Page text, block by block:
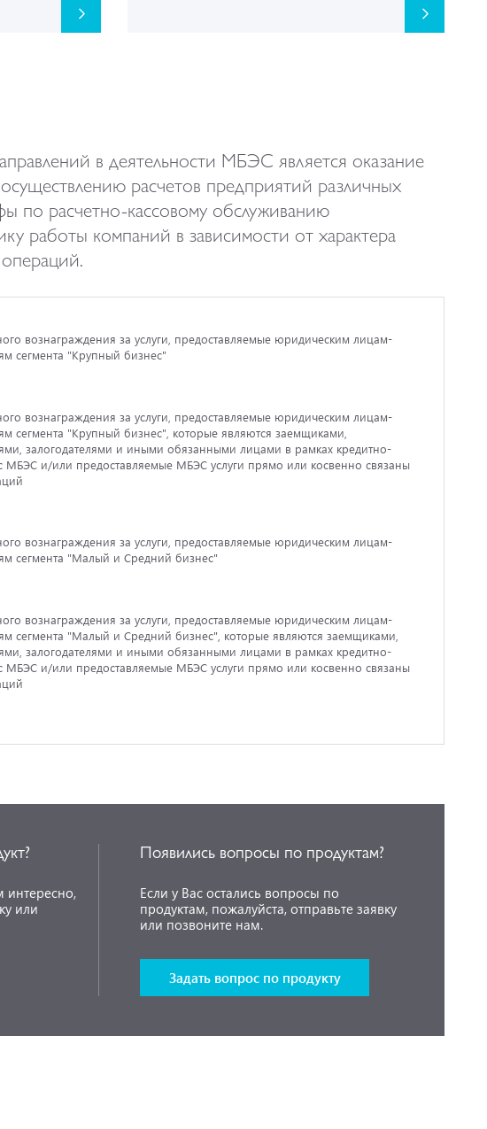
в деятельности МБЭС является оказание
расчетов предприятий различных
по расчетно-кассовому обслуживанию
работы компаний в зависимости от характера
вознаграждения за услуги, предоставляемые юридическим лицам-
сегмента "Крупный бизнес"
вознаграждения за услуги, предоставляемые юридическим лицам-
сегмента "Крупный бизнес", которые являются заемщиками,
залогодателями и иными обязанными лицами в рамках кредитно-
МБЭС и/или предоставляемые МБЭС услуги прямо или косвенно связаны
вознаграждения за услуги, предоставляемые юридическим лицам-
сегмента "Малый и Средний бизнес"
вознаграждения за услуги, предоставляемые юридическим лицам-
сегмента "Малый и Средний бизнес", которые являются заемщиками,
залогодателями и иными обязанными лицами в рамках кредитно-
МБЭС и/или предоставляемые МБЭС услуги прямо или косвенно связаны
интересно,
или
Появились вопросы по продуктам?
Если у Вас остались вопросы по
продуктам, пожалуйста, отправьте заявку
или позвоните нам.
Задать вопрос по продукту